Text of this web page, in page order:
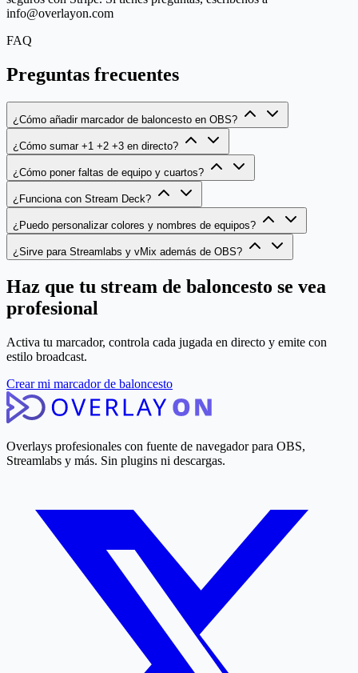
info@overlayon.com
FAQ
Preguntas frecuentes
¿Cómo añadir marcador de baloncesto en OBS?
¿Cómo sumar +1 +2 +3 en directo?
¿Cómo poner faltas de equipo y cuartos?
¿Funciona con Stream Deck?
¿Puedo personalizar colores y nombres de equipos?
¿Sirve para Streamlabs y vMix además de OBS?
Haz que tu stream de baloncesto se vea
profesional
Activa tu marcador, controla cada jugada en directo y emite con
estilo broadcast.
Crear mi marcador de baloncesto
Overlays profesionales con fuente de navegador para OBS,
Streamlabs y más. Sin plugins ni descargas.